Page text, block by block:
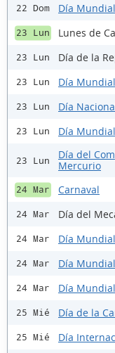
22 Dom Día
23 Lun Lunes de
23 Lun Día de la
23 Lun Día
23 Lun Día
23 Lun Día
23 Lun
Día del
Mercurio
24 Mar Carnaval
24 Mar Día del
24 Mar Día
24 Mar Día
24 Mar Día
25 Mié Día de la
25 Mié Día